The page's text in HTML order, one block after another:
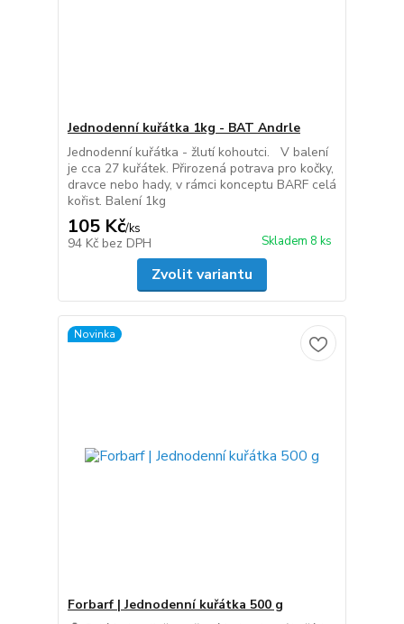
Jednodenní kuřátka 1kg - BAT Andrle
Jednodenní kuřátka - žlutí kohoutci. V balení
je cca 27 kuřátek. Přirozená potrava pro kočky,
dravce nebo hady, v rámci konceptu BARF celá
kořist. Balení 1kg
105 Kč/ks
94 Kč bez DPH Skladem 8 ks
Zvolit variantu
Novinka
Forbarf | Jednodenní kuřátka 500 g